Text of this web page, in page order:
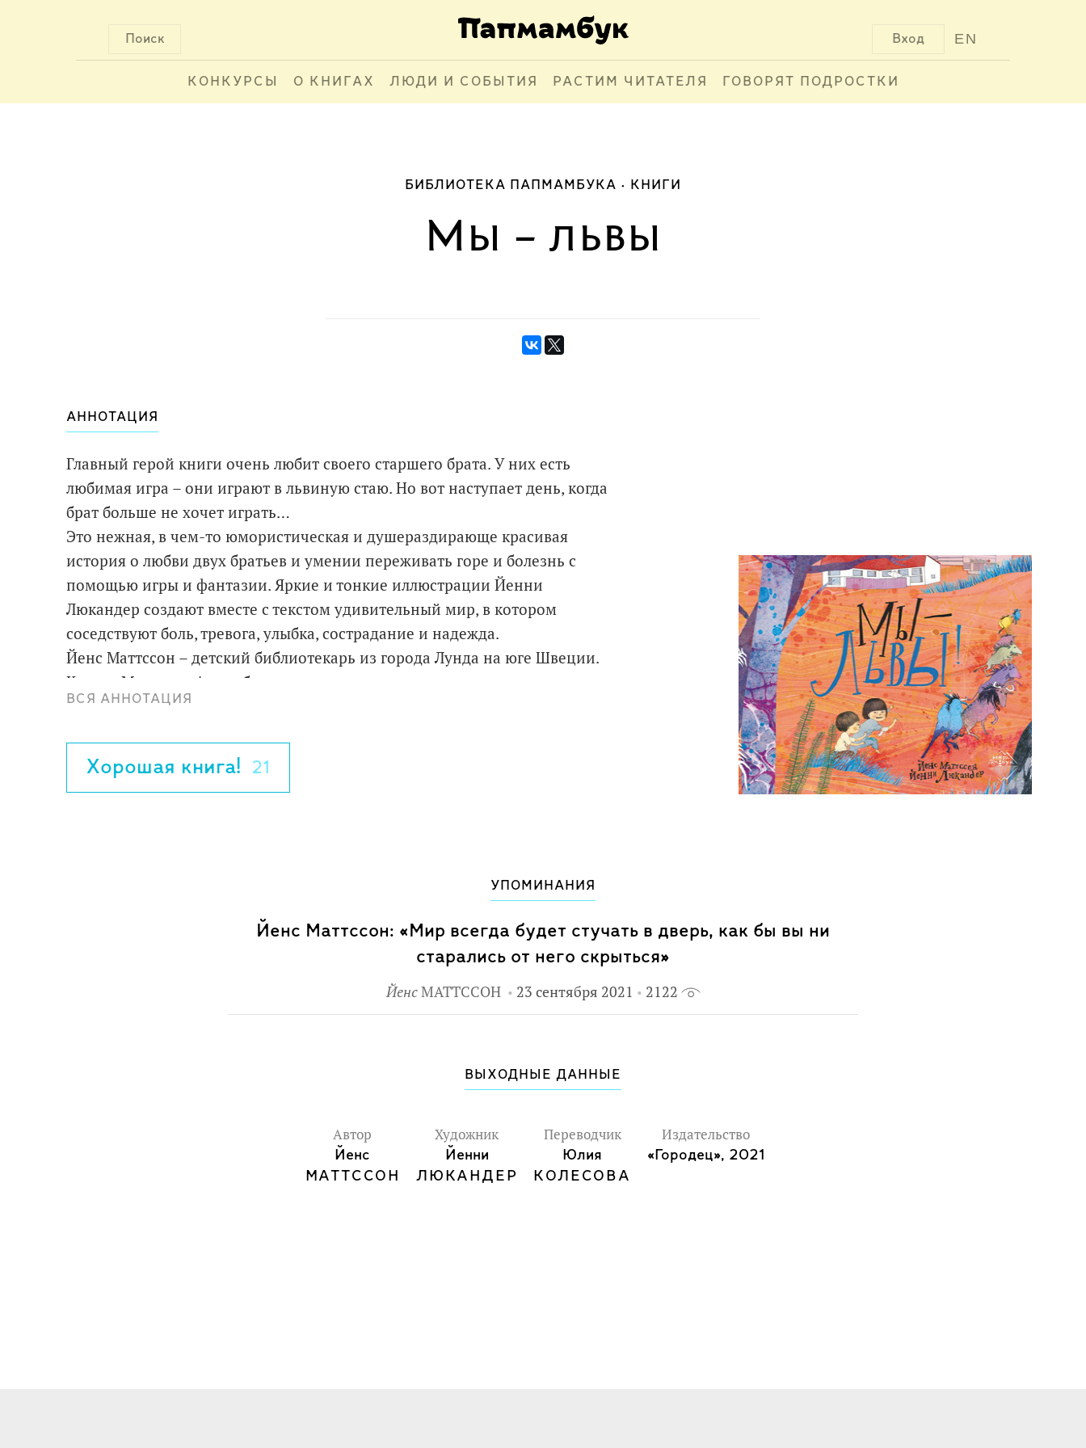
Поиск EN
Вход
КОНКУРСЫ О КНИГАХ ЛЮДИ И СОБЫТИЯ РАСТИМ ЧИТАТЕЛЯ ГОВОРЯТ ПОДРОСТКИ
БИБЛИОТЕКА ПАПМАМБУКА КНИГИ
Мы – львы
АННОТАЦИЯ
Главный герой книги очень любит своего старшего брата. У них есть
любимая игра – они играют в львиную стаю. Но вот наступает день, когда
брат больше не хочет играть…
Это нежная, в чем-то юмористическая и душераздирающе красивая
история о любви двух братьев и умении переживать горе и болезнь с
помощью игры и фантазии. Яркие и тонкие иллюстрации Йенни
Люкандер создают вместе с текстом удивительный мир, в котором
соседствуют боль, тревога, улыбка, сострадание и надежда.
Йенс Маттссон – детский библиотекарь из города Лунда на юге Швеции.
Книга «Мы – львы!» – дебют автора, она родилась из многочисленных
встреч с детьми, осознания автором необходимости появления новых
Йенни Люкандер – художница из Хельсинки, автор иллюстраций ко
многим книгам шведских и финских писателей.
ВСЯ АННОТАЦИЯ
Хорошая книга! 21
УПОМИНАНИЯ
Йенс Маттссон: «Мир всегда будет стучать в дверь, как бы вы ни
старались от него скрыться»
ЙенсМАТТССОН 23 сентября 2021 2122
ВЫХОДНЫЕ ДАННЫЕ
Автор
Йенс
МАТТССОН
Художник
Йенни
ЛЮКАНДЕР
Переводчик
Юлия
КОЛЕСОВА
Издательство
«Городец», 2021